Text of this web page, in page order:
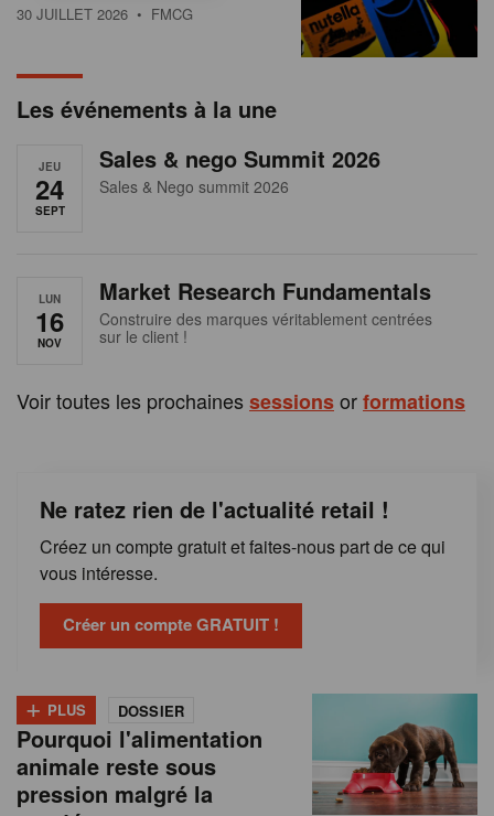
e
a
30 JUILLET 2026 • FMCG
Les événements à la une
JEU
24
SEPT
Sales & nego Summit 2026
Sales & Nego summit 2026
LUN
16
NOV
Market Research Fundamentals
Construire des marques véritablement centrées
sur le client !
Voir toutes les prochaines sessionsorformations
Ne ratez rien de l'actualité retail !
Créez un compte gratuit et faites-nous part de ce qui
vous intéresse.
Créer un compte GRATUIT !
+ PLUS DOSSIER
Pourquoi l'alimentation
animale reste sous
pression malgré la